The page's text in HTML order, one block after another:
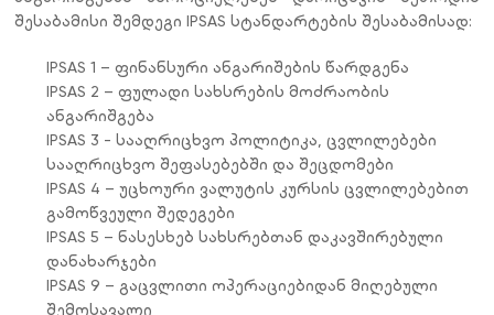
შესაბამისი შემდეგი IPSAS სტანდარტების შესაბამისად:
IPSAS 1 – ფინანსური ანგარიშების წარდგენა
IPSAS 2 – ფულადი სახსრების მოძრაობის
ანგარიშგება
IPSAS 3 - სააღრიცხვო პოლიტიკა, ცვლილებები
სააღრიცხვო შეფასებებში და შეცდომები
IPSAS 4 – უცხოური ვალუტის კურსის ცვლილებებით
გამოწვეული შედეგები
IPSAS 5 – ნასესხებ სახსრებთან დაკავშირებული
დანახარჯები
IPSAS 9 – გაცვლითი ოპერაციებიდან მიღებული
შემოსავალი